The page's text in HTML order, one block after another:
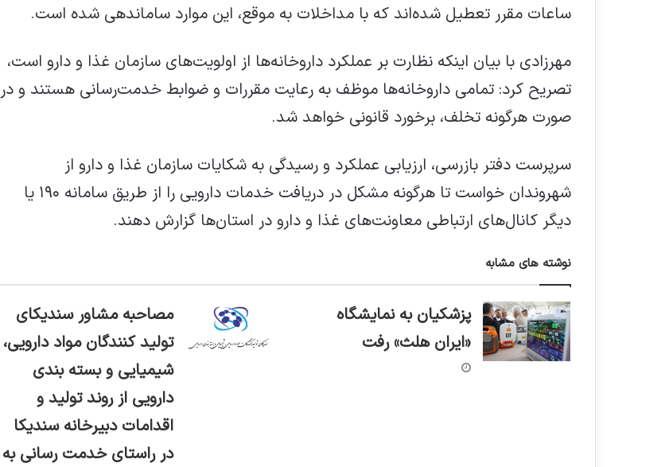
ساعات مقرر تعطیل شده‌اند که با مداخلات به موقع، این موارد ساماندهی شده است.
مهرزادی با بیان اینکه نظارت بر عملکرد داروخانه‌ها از اولویت‌های سازمان غذا و دارو است،
تصریح کرد: تمامی داروخانه‌ها موظف به رعایت مقررات و ضوابط خدمت‌رسانی هستند و در
صورت هرگونه تخلف، برخورد قانونی خواهد شد.
سرپرست دفتر بازرسی، ارزیابی عملکرد و رسیدگی به شکایات سازمان غذا و دارو از
شهروندان خواست تا هرگونه مشکل در دریافت خدمات دارویی را از طریق سامانه ۱۹۰ یا
دیگر کانال‌های ارتباطی معاونت‌های غذا و دارو در استان‌ها گزارش دهند.
نوشته های مشابه
پزشکیان به نمایشگاه
«ایران هلث» رفت
مصاحبه مشاور سندیکای
تولید کنندگان مواد دارویی،
شیمیایی و بسته بندی
دارویی از روند تولید و
اقدامات دبیرخانه سندیکا
در راستای خدمت رسانی به